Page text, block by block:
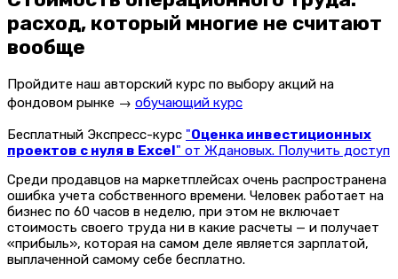
расход, который многие не считают
вообще
Пройдите наш авторский курс по выбору акций на
фондовом рынке → обучающий курс
Бесплатный Экспресс-курс "Оценка инвестиционных
проектов с нуля в Excel" от Ждановых. Получить доступ
Среди продавцов на маркетплейсах очень распространена
ошибка учета собственного времени. Человек работает на
бизнес по 60 часов в неделю, при этом не включает
стоимость своего труда ни в какие расчеты — и получает
«прибыль», которая на самом деле является зарплатой,
выплаченной самому себе бесплатно.